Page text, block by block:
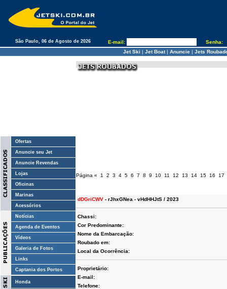
São Paulo, 06 de Agosto de 2026 E-mail:
Senha:
Jet Ski | Jet Boat| Anuncie| Jets
Ofertas
Anuncie seu Jet
Anuncie Revendas
Lojas
Oficinas
Marinas
Acessórios
Notícias
Agenda de Eventos
Vídeos
Galeria de Fotos
Links
Captania dos Portos
Honda
Página « 1 2 3 4 5 6 7 8 9 10 11 12 13 14 15 16 17
dDGriCWV - rJhxGNea - vHdHHJtS / 2023
Chassi:
Cor Predominante:
Nome da Embarcação:
Roubado em:
Local da Ocorrência:
Proprietário:
E-mail:
Telefone: